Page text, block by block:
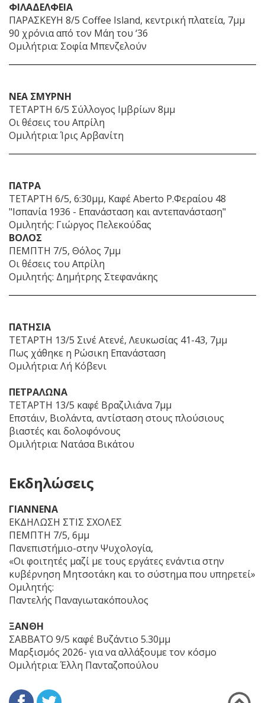
ΦΙΛΑΔΕΛΦΕΙΑ
ΠΑΡΑΣΚΕΥΗ 8/5 Coffee Island, κεντρική πλατεία, 7μμ
90 χρόνια από τον Μάη του ‘36
Ομιλήτρια: Σοφία Μπενζελούν
ΝΕΑ ΣΜΥΡΝΗ
ΤΕΤΑΡΤΗ 6/5 Σύλλογος Ιμβρίων 8μμ
Οι θέσεις του Απρίλη
Ομιλήτρια: Ίρις Αρβανίτη
ΠΑΤΡΑ
ΤΕΤΑΡΤΗ 6/5, 6:30μμ, Καφέ Aberto Ρ.Φεραίου 48
"Ισπανία 1936 - Επανάσταση και αντεπανάσταση"
Ομιλητής: Γιώργος Πελεκούδας
ΒΟΛΟΣ
ΠΕΜΠΤΗ 7/5, Θόλος 7μμ
Οι θέσεις του Απρίλη
Ομιλητής: Δημήτρης Στεφανάκης
ΠΑΤΗΣΙΑ
ΤΕΤΑΡΤΗ 13/5 Σινέ Ατενέ, Λευκωσίας 41-43, 7μμ
Πως χάθηκε η Ρώσικη Επανάσταση
Ομιλήτρια: Λή Κόβενι
ΠΕΤΡΑΛΩΝΑ
ΤΕΤΑΡΤΗ 13/5 καφέ Βραζιλιάνα 7μμ
Επστάιν, Βιολάντα, αντίσταση στους πλούσιους
βιαστές και δολοφόνους
Ομιλήτρια: Νατάσα Βικάτου
Eκδηλώσεις
ΓΙΑΝΝΕΝΑ
ΕΚΔΗΛΩΣΗ ΣΤΙΣ ΣΧΟΛΕΣ
ΠΕΜΠΤΗ 7/5, 6μμ
Πανεπιστήμιο-στην Ψυχολογία,
«Οι φοιτητές μαζί με τους εργάτες ενάντια στην
κυβέρνηση Μητσοτάκη και το σύστημα που υπηρετεί»
Ομιλητής:
Παντελής Παναγιωτακόπουλος
ΞΑΝΘΗ
ΣΑΒΒΑΤΟ 9/5 καφέ Βυζάντιο 5.30μμ
Μαρξισμός 2026- για να αλλάξουμε τον κόσμο
Ομιλήτρια: Έλλη Πανταζοπούλου